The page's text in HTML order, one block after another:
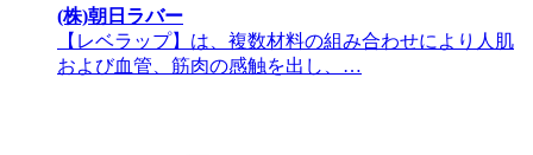
(株)朝日ラバー
【レベラップ】は、複数材料の組み合わせにより人肌
および血管、筋肉の感触を出し、…